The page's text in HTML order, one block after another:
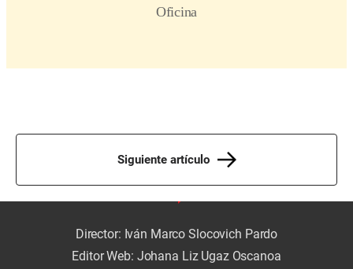
Siguiente artículo
Director: Iván Marco Slocovich Pardo
Editor Web: Johana Liz Ugaz Oscanoa